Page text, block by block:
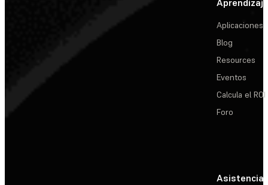
Aprendizaje
Aplicaciones
Blog
Resources
Eventos
Calcula el ROI
Foro
Asistencia